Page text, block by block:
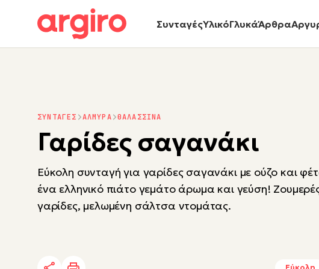
ΣυνταγέςΥλικόΓλυκάΆρθρα
ΣΥΝΤΑΓΕΣ ΑΛΜΥΡΑ ΘΑΛΑΣΣΙΝΑ
Γαρίδες σαγανάκι
Εύκολη συνταγή για γαρίδες σαγανάκι με ούζο και
ένα ελληνικό πιάτο γεμάτο άρωμα και γεύση!
γαρίδες, μελωμένη σάλτσα ντομάτας.